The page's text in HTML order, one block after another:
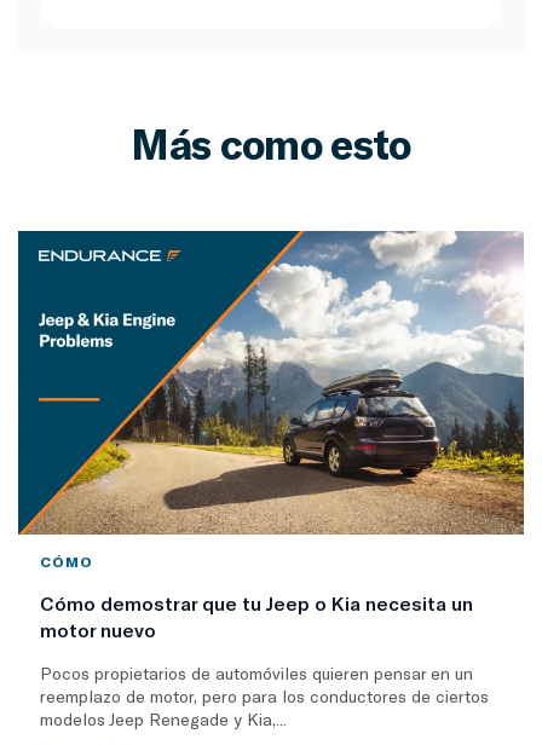
Más como esto
CÓMO
Cómo demostrar que tu Jeep o Kia necesita un
motor nuevo
Pocos propietarios de automóviles quieren pensar en un
reemplazo de motor, pero para los conductores de ciertos
modelos Jeep Renegade y Kia,...